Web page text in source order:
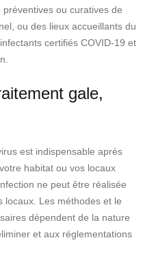
ou curatives de
ou des lieux accueillants du
certifiés COVID-19 et
gale,
est indispensable après
habitat ou vos locaux
ne peut être réalisée
locaux. Les méthodes et le
dépendent de la nature
et aux réglementations